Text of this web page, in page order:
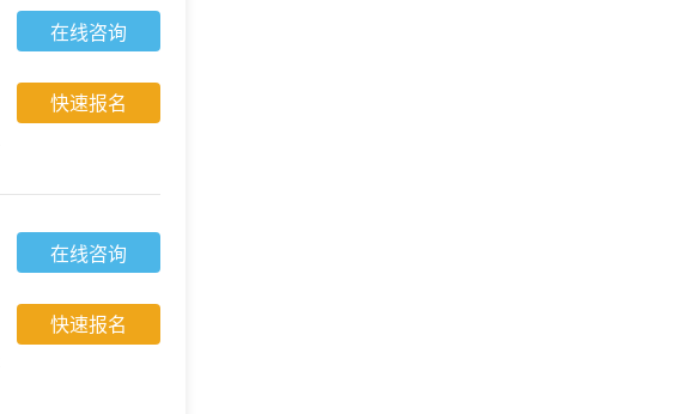
在线咨询
快速报名
在线咨询
快速报名